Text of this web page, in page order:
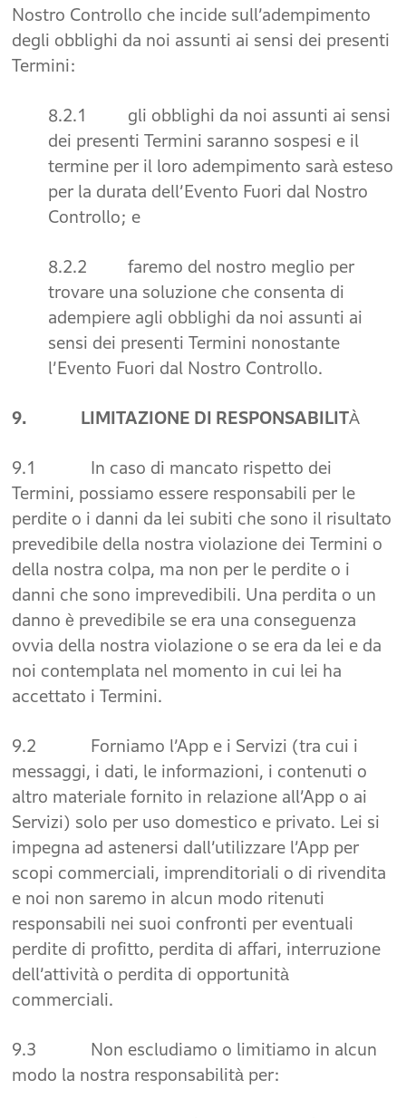
Nostro Controllo che incide sull’adempimento
degli obblighi da noi assunti ai sensi dei presenti
Termini:
8.2.1 gli obblighi da noi assunti ai sensi
dei presenti Termini saranno sospesi e il
termine per il loro adempimento sarà esteso
per la durata dell’Evento Fuori dal Nostro
Controllo; e
8.2.2 faremo del nostro meglio per
trovare una soluzione che consenta di
adempiere agli obblighi da noi assunti ai
sensi dei presenti Termini nonostante
l’Evento Fuori dal Nostro Controllo.
9. LIMITAZIONE DI RESPONSABILITÀ
9.1 In caso di mancato rispetto dei
Termini, possiamo essere responsabili per le
perdite o i danni da lei subiti che sono il risultato
prevedibile della nostra violazione dei Termini o
della nostra colpa, ma non per le perdite o i
danni che sono imprevedibili. Una perdita o un
danno è prevedibile se era una conseguenza
ovvia della nostra violazione o se era da lei e da
noi contemplata nel momento in cui lei ha
accettato i Termini.
9.2 Forniamo l’App e i Servizi (tra cui i
messaggi, i dati, le informazioni, i contenuti o
altro materiale fornito in relazione all’App o ai
Servizi) solo per uso domestico e privato. Lei si
impegna ad astenersi dall’utilizzare l’App per
scopi commerciali, imprenditoriali o di rivendita
e noi non saremo in alcun modo ritenuti
responsabili nei suoi confronti per eventuali
perdite di profitto, perdita di affari, interruzione
dell’attività o perdita di opportunità
commerciali.
9.3 Non escludiamo o limitiamo in alcun
modo la nostra responsabilità per: